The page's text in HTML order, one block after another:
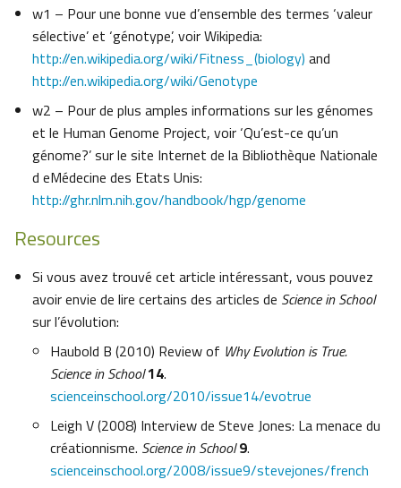
w1 – Pour une bonne vue d’ensemble des termes ‘valeur
sélective’ et ‘génotype’, voir Wikipedia:
http://en.wikipedia.org/wiki/Fitness_(biology) and
http://en.wikipedia.org/wiki/Genotype
w2 – Pour de plus amples informations sur les génomes
et le Human Genome Project, voir ‘Qu’est-ce qu’un
génome?’ sur le site Internet de la Bibliothèque Nationale
d eMédecine des Etats Unis:
http://ghr.nlm.nih.gov/handbook/hgp/genome
Resources
Si vous avez trouvé cet article intéressant, vous pouvez
avoir envie de lire certains des articles de Science in School
sur l’évolution:
Haubold B (2010) Review of Why Evolution is True.
Science in School14.
scienceinschool.org/2010/issue14/evotrue
Leigh V (2008) Interview de Steve Jones: La menace du
créationnisme. Science in School 9.
scienceinschool.org/2008/issue9/stevejones/french